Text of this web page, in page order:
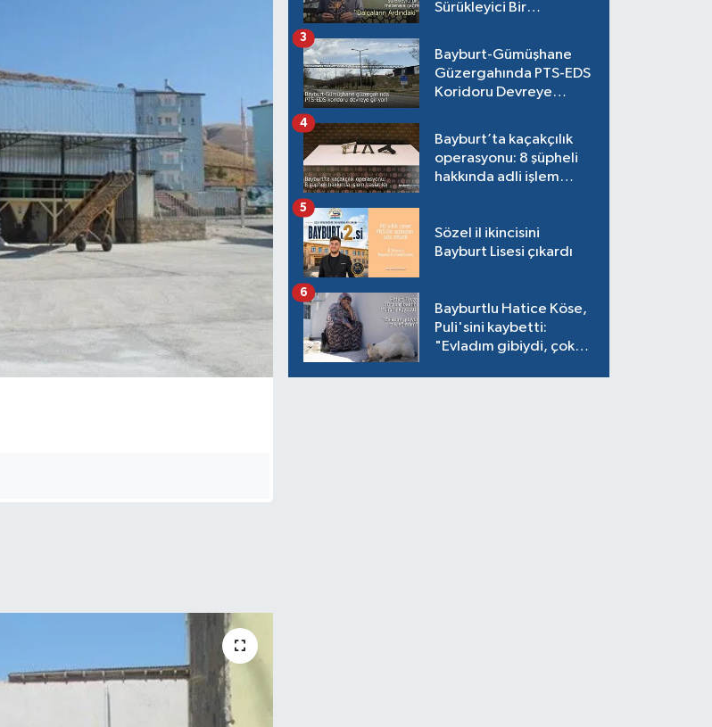
Sürükleyici Bir
Bayburt-Gümüşhane
Güzergahında PTS-EDS
Koridoru Devreye
3
Bayburt’ta kaçakçılık
operasyonu: 8 şüpheli
hakkında adli işlem
4
Sözel il ikincisini
Bayburt Lisesi çıkardı
5
Bayburtlu Hatice Köse,
Puli'sini kaybetti:
"Evladım gibiydi, çok
6